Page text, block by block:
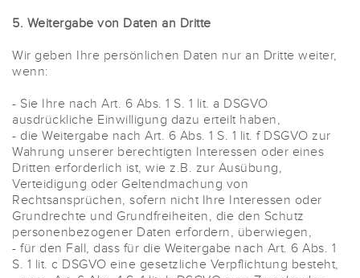
5. Weitergabe von Daten an Dritte
Wir geben Ihre persönlichen Daten nur an Dritte weiter,
wenn:
- Sie Ihre nach Art. 6 Abs. 1 S. 1 lit. a DSGVO
ausdrückliche Einwilligung dazu erteilt haben,
- die Weitergabe nach Art. 6 Abs. 1 S. 1 lit. f DSGVO zur
Wahrung unserer berechtigten Interessen oder eines
Dritten erforderlich ist, wie z.B. zur Ausübung,
Verteidigung oder Geltendmachung von
Rechtsansprüchen, sofern nicht Ihre Interessen oder
Grundrechte und Grundfreiheiten, die den Schutz
personenbezogener Daten erfordern, überwiegen,
- für den Fall, dass für die Weitergabe nach Art. 6 Abs. 1
S. 1 lit. c DSGVO eine gesetzliche Verpflichtung besteht,